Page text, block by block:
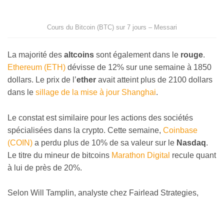
Cours du Bitcoin (BTC) sur 7 jours – Messari
La majorité des altcoins sont également dans le rouge.
Ethereum (ETH) dévisse de 12% sur une semaine à 1850
dollars. Le prix de l’ether avait atteint plus de 2100 dollars
dans le sillage de la mise à jour Shanghai.
Le constat est similaire pour les actions des sociétés
spécialisées dans la crypto. Cette semaine, Coinbase
(COIN) a perdu plus de 10% de sa valeur sur le Nasdaq.
Le titre du mineur de bitcoins Marathon Digital recule quant
à lui de près de 20%.
Selon Will Tamplin, analyste chez Fairlead Strategies,